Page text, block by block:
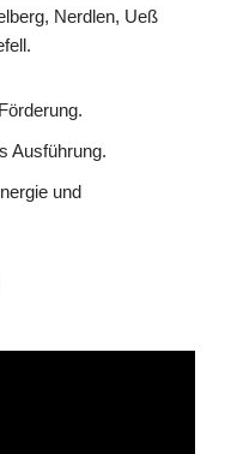
Nerdlen, Ueß
Ausführung.
und